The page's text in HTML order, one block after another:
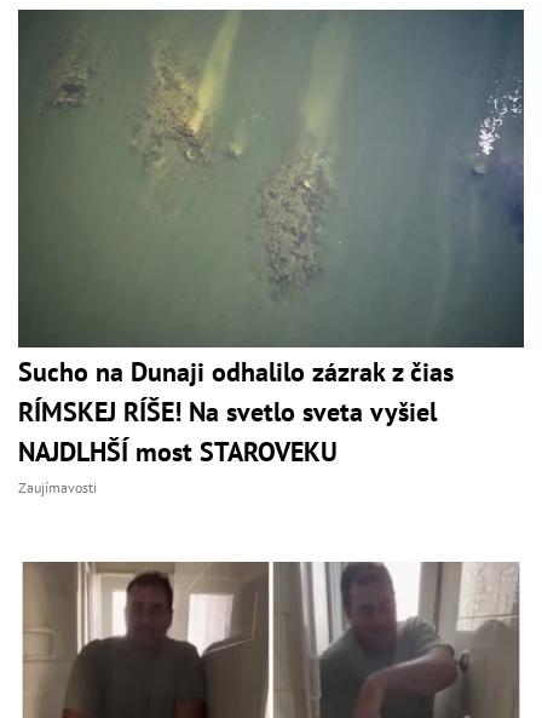
Sucho na Dunaji odhalilo zázrak z čias
RÍMSKEJ RÍŠE! Na svetlo sveta vyšiel
NAJDLHŠÍ most STAROVEKU
Zaujímavosti